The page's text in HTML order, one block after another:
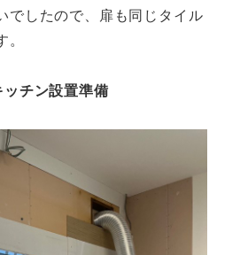
でしたので、扉も同じタイル
。
ッチン設置準備